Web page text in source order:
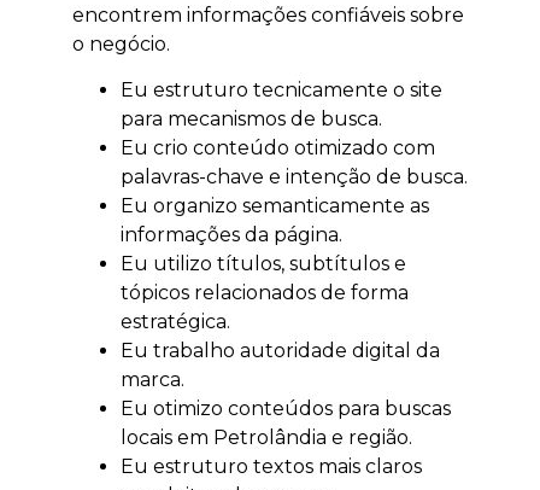
encontrem informações confiáveis sobre
o negócio.
Eu estruturo tecnicamente o site
para mecanismos de busca.
Eu crio conteúdo otimizado com
palavras-chave e intenção de busca.
Eu organizo semanticamente as
informações da página.
Eu utilizo títulos, subtítulos e
tópicos relacionados de forma
estratégica.
Eu trabalho autoridade digital da
marca.
Eu otimizo conteúdos para buscas
locais em Petrolândia e região.
Eu estruturo textos mais claros